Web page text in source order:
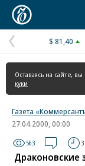
Предыдущая
страница
$ 81,40
Оставаясь на сайте, вы
куки
Газета
27.04.2000, 00:00
563
Драконовские